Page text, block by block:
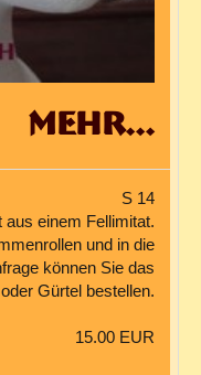
mehr...
S 14
einem Fellimitat.
und in die
können Sie das
Gürtel bestellen.
15.00 EUR